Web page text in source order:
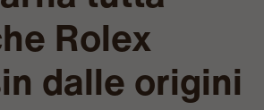
Rolex
dalle origini